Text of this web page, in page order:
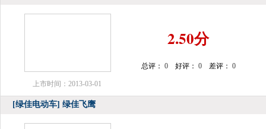
上市时间：2013-03-01
2.50分
总评： 0 好评： 0 差评： 0
[绿佳电动车] 绿佳飞鹰